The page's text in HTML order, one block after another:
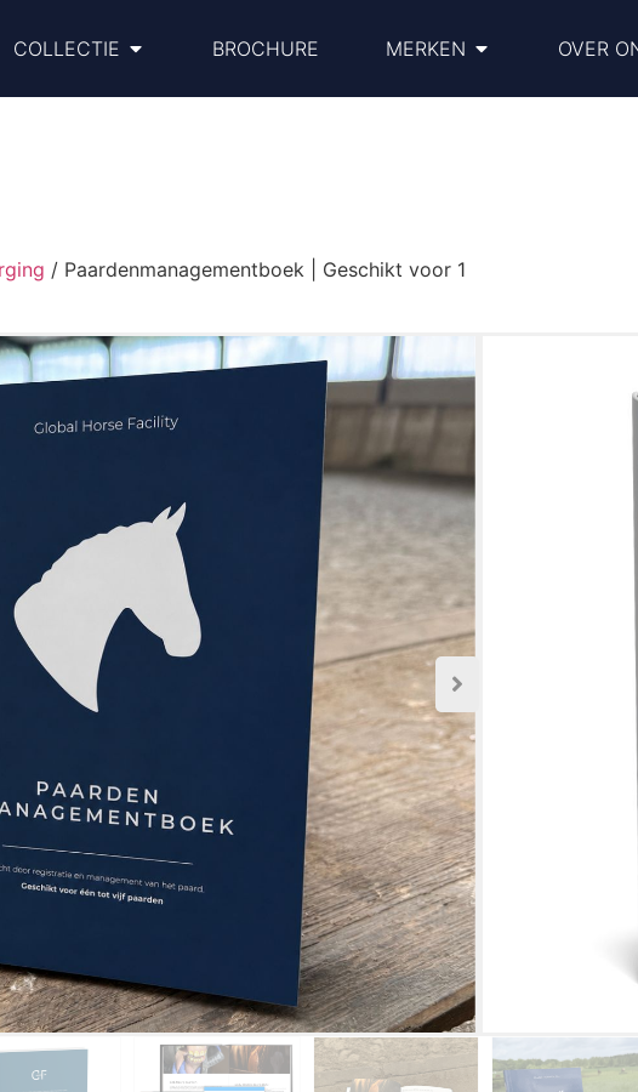
COLLECTIE BROCHURE MERKEN OVER
/ Paardenmanagementboek | Geschikt voor 1
tot 5
Houd
bij op één
Dit
leggen.
gerichter
Geschikt